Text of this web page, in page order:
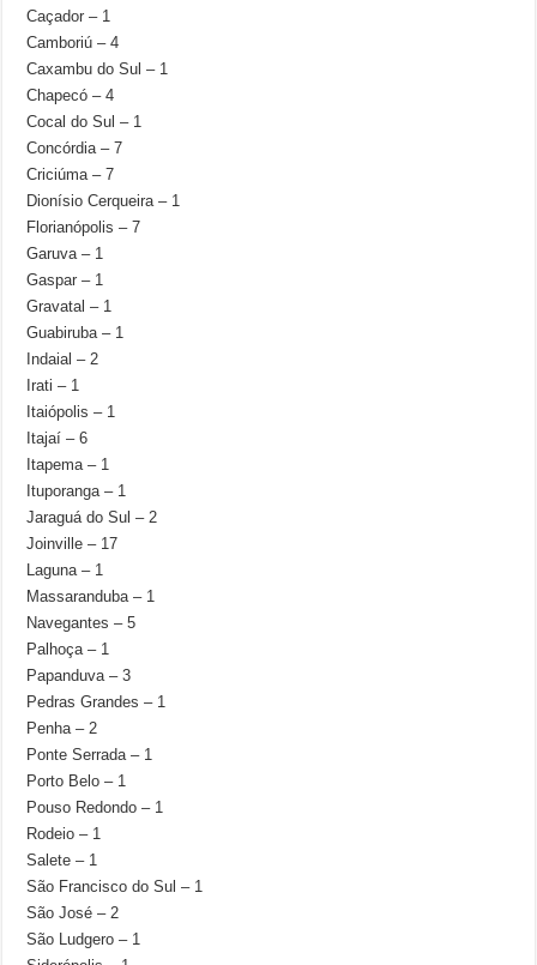
Caçador – 1
Camboriú – 4
Caxambu do Sul – 1
Chapecó – 4
Cocal do Sul – 1
Concórdia – 7
Criciúma – 7
Dionísio Cerqueira – 1
Florianópolis – 7
Garuva – 1
Gaspar – 1
Gravatal – 1
Guabiruba – 1
Indaial – 2
Irati – 1
Itaiópolis – 1
Itajaí – 6
Itapema – 1
Ituporanga – 1
Jaraguá do Sul – 2
Joinville – 17
Laguna – 1
Massaranduba – 1
Navegantes – 5
Palhoça – 1
Papanduva – 3
Pedras Grandes – 1
Penha – 2
Ponte Serrada – 1
Porto Belo – 1
Pouso Redondo – 1
Rodeio – 1
Salete – 1
São Francisco do Sul – 1
São José – 2
São Ludgero – 1